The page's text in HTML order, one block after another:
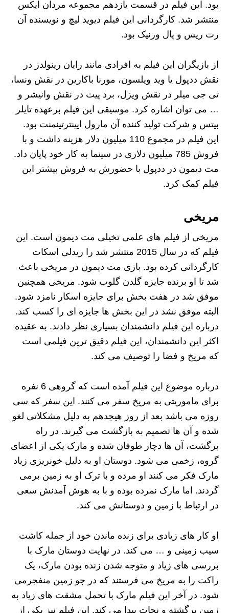
بود. این فیلم در قسمت یازدهم مجموعه مردان ایکس
منتشر شد. کارگردانی این فیلم دیوید لیچ و نویسنده آن
رت ریس و پال ورنیک بود.
از بازیگران این فیلم به افرادی مانند رایان رینولدز در
نقش ددپول یا وید ویلسون، مورنا باکارین در نقش ونسا،
تی جی میلر در نقش ویزل، برد پیت در نقش وانیشر و
… می توان اشاره کرد. موسیقی این فیلم برعهده تایلر
بیتس و شرکت تولید کننده آن مارول ایینترتینمنت بود.
این فیلم در مجموع 110 میلیون دلار هزینه داشت و با
فروش 785 میلیون دلاری در سینما به کار خود پایان داد.
مت دیمون در ددپول با حضورش به فروش بیشتر این
فیلم کمک کرد.
مریخی
مریخی از فیلم های علمی تخیلی مت دیمون است. این
فیلم که در سال 2015 منتشر شد را ریدلی اسکات
کارگردانی کرده بود. بازی مت دیمون در مریخی باعث
شد تا او برنده جایزه گلدن گلوب شود. مریخی همچنین
موفق شد در هفت بخش برای جایزه اسکار نامزد شود.
البته موفق نشد در این بخش ها جایزه ای را کسب کند.
درباره این فیلم دانشمندان بسیاری نظر دادند. به عقیده
اکثر این دانشمندان، این فیلم دقیق ترین فیلمی است
که مریخ و فضا را توصیف می کند.
درباره موضوع این فیلم آمده است که گروهی 6 نفره
برای ماموریتی به مریخ سفر می کنند. این سفر که سی
روزه می باشد بعد از روز هیجدهم به دلیل مشکلاتی لغو
شده و آن ها تصمیم به بازگشت می گیرند. در راه
برگشت، آن ها دچار طوفان شده و مارک یکی از اعضای
گروه، زخمی می شود. دوستان او به دلیل خونریزی زیاد
مارک فکر می کنند او مرده و با ترک او به زمین برمی
گردند. اما مارک نمرده بوده و با به هوش آمدنش سعی
در ارتباط با زمین و دوستانش می کند.
او کار های زیادی برای زنده ماندن خود از جمله کاشت
سیب زمینی و … می کند. در نهایت دوستان مارک با
بررسی های زیاد و متوجه شدن زنده بودن مارک، یک
راکت را به مریخ می فرستند که در جو زمین منفجرمی
شود. در آخر این فیلم مارک با تحمل مشقت های زیاد به
زمین برگشته و نجات پیدا می کند. این فیلم نیز یکی از